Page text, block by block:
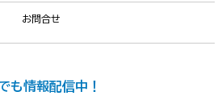
お問合せ
も情報配信中！